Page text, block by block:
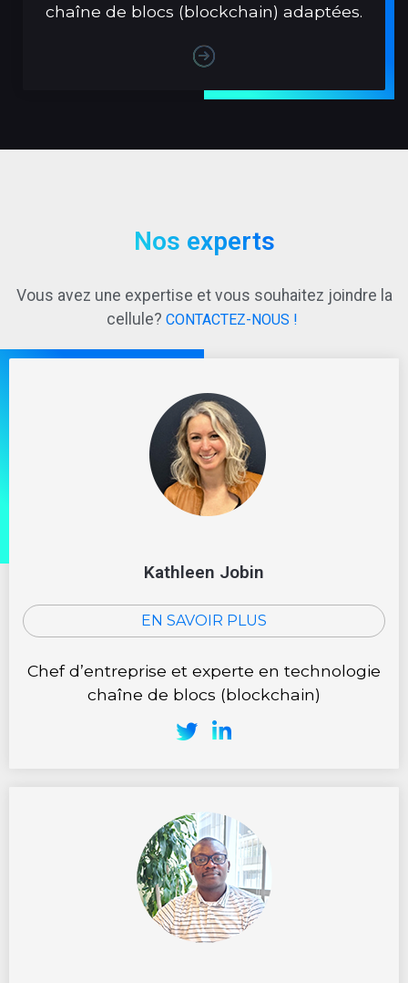
chaîne de blocs (blockchain) adaptées.
Nos experts
Vous avez une expertise et vous souhaitez joindre la
cellule? CONTACTEZ-NOUS !
Kathleen Jobin
EN SAVOIR PLUS
Chef d’entreprise et experte en technologie
chaîne de blocs (blockchain)